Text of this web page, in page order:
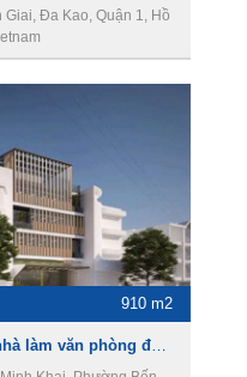
Giai, Đa Kao, Quận 1, Hồ
910 m2